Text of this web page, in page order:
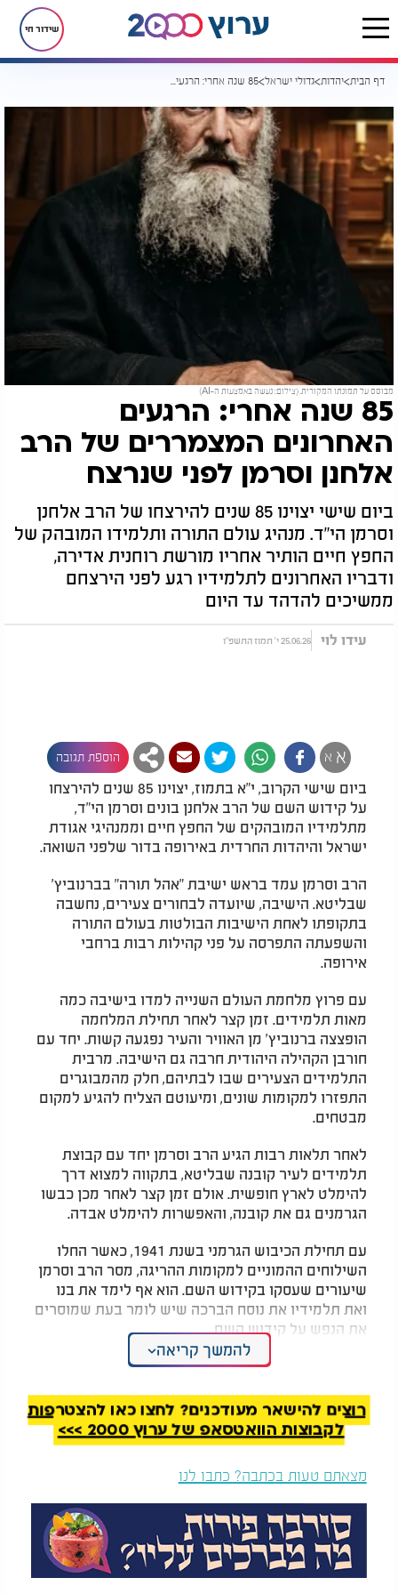
שידור חי
דף הבית יהדות גדולי ישראל 85 שנה אחרי: הרגעים האחרונים המצמררים של הרב אלחנן וסרמן לפני שנרצח
מבוסס על תמונתו המקורית. (צילום: נעשה באמצעות ה-AI)
85 שנה אחרי: הרגעים
האחרונים המצמררים של הרב
אלחנן וסרמן לפני שנרצח
ביום שישי יצוינו 85 שנים להירצחו של הרב אלחנן
וסרמן הי"ד. מנהיג עולם התורה ותלמידו המובהק של
החפץ חיים הותיר אחריו מורשת רוחנית אדירה,
ודבריו האחרונים לתלמידיו רגע לפני הירצחם
ממשיכים להדהד עד היום
עידו לוי 25.06.26 י' תמוז התשפ"ו
א א הוספת תגובה
ביום שישי הקרוב, י"א בתמוז, יצוינו 85 שנים להירצחו
על קידוש השם של הרב אלחנן בונים וסרמן הי"ד,
מתלמידיו המובהקים של החפץ חיים וממנהיגי אגודת
ישראל והיהדות החרדית באירופה בדור שלפני השואה.
הרב וסרמן עמד בראש ישיבת "אהל תורה" בברנוביץ'
שבליטא. הישיבה, שיועדה לבחורים צעירים, נחשבה
בתקופתו לאחת הישיבות הבולטות בעולם התורה
והשפעתה התפרסה על פני קהילות רבות ברחבי
אירופה.
עם פרוץ מלחמת העולם השנייה למדו בישיבה כמה
מאות תלמידים. זמן קצר לאחר תחילת המלחמה
הופצצה ברנוביץ' מן האוויר והעיר נפגעה קשות. יחד עם
חורבן הקהילה היהודית חרבה גם הישיבה. מרבית
התלמידים הצעירים שבו לבתיהם, חלק מהמבוגרים
התפזרו למקומות שונים, ומיעוטם הצליח להגיע למקום
מבטחים.
לאחר תלאות רבות הגיע הרב וסרמן יחד עם קבוצת
תלמידים לעיר קובנה שבליטא, בתקווה למצוא דרך
להימלט לארץ חופשית. אולם זמן קצר לאחר מכן כבשו
הגרמנים גם את קובנה, והאפשרות להימלט אבדה.
עם תחילת הכיבוש הגרמני בשנת 1941, כאשר החלו
השילוחים ההמוניים למקומות ההריגה, מסר הרב וסרמן
שיעורים שעסקו בקידוש השם. הוא אף לימד את בנו
ואת תלמידיו את נוסח הברכה שיש לומר בעת שמוסרים
את הנפש על קידוש השם.
המלצות נוספות
וְהָלַךְ לְפָנֶיךָ צִדְקֶךָ: מרן
הרב עובדיה בפגישה
מרגשת על פועלו של
יו"ר אפרת, רבי אליהו
יוסף שוסהיים זצ"ל
אביו של הרבי
מלובביץ': כ' אב - יום
פטירת רבי לוי יצחק
שניאורסון
כאשר תלמידיו נשלחו אל גיא ההריגה, עמדה בפניו
להמשך קריאה
רוצים להישאר מעודכנים? לחצו כאן להצטרפות
לקבוצות הוואטסאפ של ערוץ 2000 >>>
מצאתם טעות בכתבה? כתבו לנו